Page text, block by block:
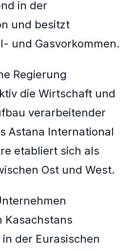
in der
und besitzt
und Gasvorkommen.
Regierung
die Wirtschaft und
verarbeitender
Astana International
etabliert sich als
Ost und West.
Kasachstans
der Eurasischen